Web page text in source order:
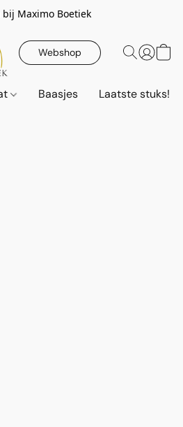
bij Maximo Boetiek
Webshop
Baasjes Laatste stuks!